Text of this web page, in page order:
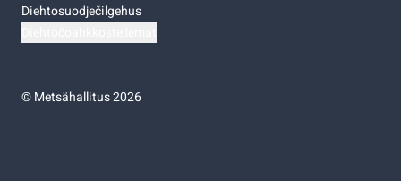
Diehtosuodječilgehus
©Metsähallitus 2026